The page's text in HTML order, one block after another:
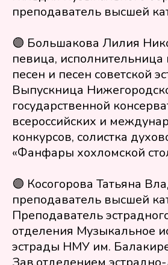
преподаватель высшей
🟣 Большакова Лилия
певица,
песен и песен советской
Выпускница
государственной
всероссийских и
конкурсов, солистка
«Фанфары хохломской
🟣 Косогорова Татьяна
преподаватель высшей
Преподаватель
отделения Музыкальное
эстрады НМУ им.
данных
Пользовательское соглашение
ООО «Фестивальное движение
«Твой путь» — это конкурсы, где
педагоги экономят время, а дети
вдохновляются на дальнейшее
развитие в творчестве!
+7 902 254 87 40
mainscena@yandex.ru
Свяжитесь с нами
Или оставьте Ваш номер – мы Вам